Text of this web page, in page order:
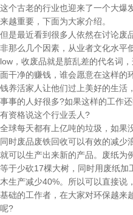
这个古老的行业也迎来了一个大爆
来越重要，下面为大家介绍。
但是最近看到很多人依然在讨论废
非那么几个因素，从业者文化水平
low，收废品就是脏乱差的代名词
面干净的赚钱，谁会愿意在这样的
钱养活家人让他们过上美好的生活
事事的人好很多?如果这样的工作
有资格说这个行业丢人?
全球每天都有上亿吨的垃圾，如果
同时废品废铁回收可以有效的减少
就可以生产出来新的产品。废纸为
等于少砍17棵大树，同时用废纸
木生产减少40%。所以可以直接说
基础的工作者，在大家对环保越来
呢?